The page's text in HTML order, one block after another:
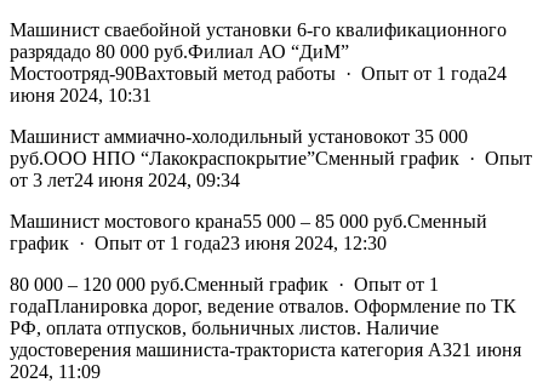
Машинист сваебойной установки 6-го квалификационного
разрядадо 80 000 руб.Филиал АО “ДиМ”
Мостоотряд-90Вахтовый метод работы · Опыт от 1 года24
июня 2024, 10:31
Машинист аммиачно-холодильный установокот 35 000
руб.ООО НПО “Лакокраспокрытие”Сменный график · Опыт
от 3 лет24 июня 2024, 09:34
Машинист мостового крана55 000 – 85 000 руб.Сменный
график · Опыт от 1 года23 июня 2024, 12:30
80 000 – 120 000 руб.Сменный график · Опыт от 1
годаПланировка дорог, ведение отвалов. Оформление по ТК
РФ, оплата отпусков, больничных листов. Наличие
удостоверения машиниста-тракториста категория А321 июня
2024, 11:09